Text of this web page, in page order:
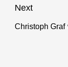
Next
Next
Christoph